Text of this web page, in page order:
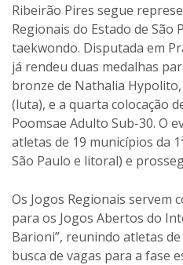
Ribeirão Pires segue
Regionais do Estado de São
taekwondo. Disputada em
já rendeu duas medalhas
bronze de Nathalia
(luta), e a quarta colocação
Poomsae Adulto Sub-30. O
atletas de 19 municípios da
São Paulo e litoral) e
Os Jogos Regionais servem
para os Jogos Abertos do
Barioni”, reunindo atletas
busca de vagas para a fase